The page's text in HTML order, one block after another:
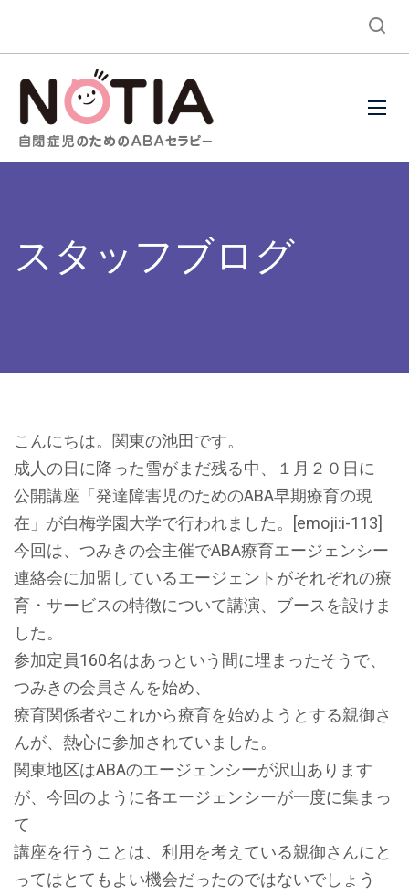
スタッフブログ
こんにちは。関東の池田です。
成人の日に降った雪がまだ残る中、１月２０日に
公開講座「発達障害児のためのABA早期療育の現
在」が白梅学園大学で行われました。[emoji:i-113]
今回は、つみきの会主催でABA療育エージェンシー
連絡会に加盟しているエージェントがそれぞれの療
育・サービスの特徴について講演、ブースを設けま
した。
参加定員160名はあっという間に埋まったそうで、
つみきの会員さんを始め、
療育関係者やこれから療育を始めようとする親御さ
んが、熱心に参加されていました。
関東地区はABAのエージェンシーが沢山あります
が、今回のように各エージェンシーが一度に集まっ
て
講座を行うことは、利用を考えている親御さんにと
ってはとてもよい機会だったのではないでしょう